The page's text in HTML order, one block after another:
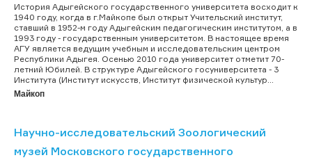
История Адыгейского государственного университета восходит к
1940 году, когда в г.Майкопе был открыт Учительский институт,
ставший в 1952-м году Адыгейским педагогическим институтом, а в
1993 году - государственным университетом. В настоящее время
АГУ является ведущим учебным и исследовательским центром
Республики Адыгея. Осенью 2010 года университет отметит 70-
летний Юбилей. В структуре Адыгейского госуниверситета - 3
Института (Институт искусств, Институт физической культур...
Майкоп
Научно-исследовательский Зоологический
музей Московского государственного